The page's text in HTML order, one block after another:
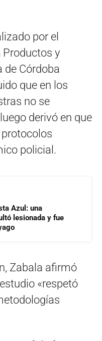
por el
Productos y
de Córdoba
que en los
no se
derivó en que
policial.
Azul: una
lesionada y fue
Zabala afirmó
«respetó